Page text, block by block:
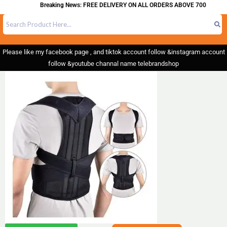
Breaking News: FREE DELIVERY ON ALL ORDERS ABOVE 700
Please like my facebook page , and tiktok account follow &instagram account
follow &youtube channal name telebrandshop